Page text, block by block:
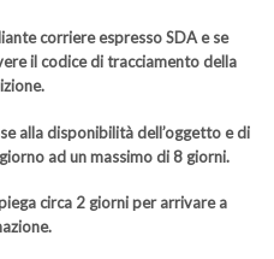
corriere espresso SDA e se
il codice di tracciamento della
alla disponibilità dell’oggetto e di
ad un massimo di 8 giorni.
circa 2 giorni per arrivare a